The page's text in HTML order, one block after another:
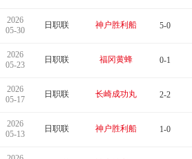
2026
05-30
日职联 神户胜利船 5-0
2026
05-23
日职联 福冈黄蜂 0-1
2026
05-17
日职联 长崎成功丸 2-2
2026
05-13
日职联 神户胜利船 1-0